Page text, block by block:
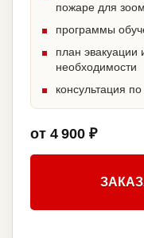
пожаре для
программы
план эвакуации
необходимости
консультация
от 4 900 ₽